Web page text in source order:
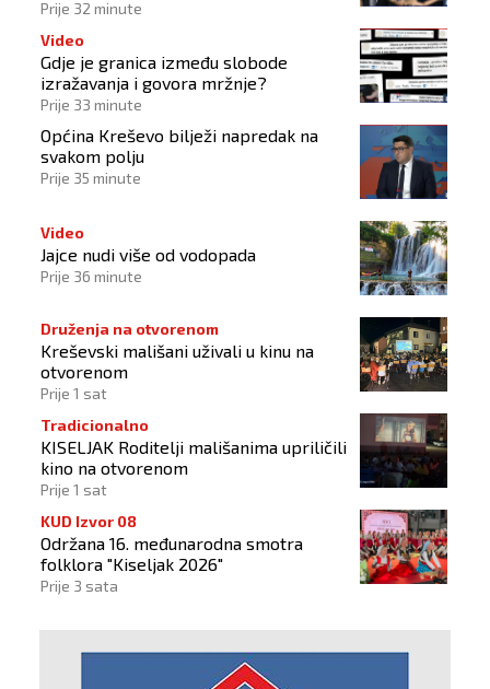
Hrvata
Prije 32 minute
Video
Gdje je granica između slobode
izražavanja i govora mržnje?
Prije 33 minute
Općina Kreševo bilježi napredak na
svakom polju
Prije 35 minute
Video
Jajce nudi više od vodopada
Prije 36 minute
Druženja na otvorenom
Kreševski mališani uživali u kinu na
otvorenom
Prije 1 sat
Tradicionalno
KISELJAK Roditelji mališanima upriličili
kino na otvorenom
Prije 1 sat
KUD Izvor 08
Održana 16. međunarodna smotra
folklora "Kiseljak 2026"
Prije 3 sata